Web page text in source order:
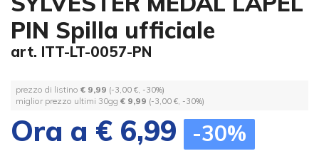
PIN Spilla ufficiale
art. ITT-LT-0057-PN
prezzo di listino € 9,99 (-3,00 €, -30%)
miglior prezzo ultimi 30gg € 9,99 (-3,00 €, -30%)
Ora a € 6,99 -30%